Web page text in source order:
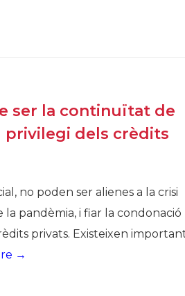
ser la continuïtat de
privilegi dels crèdits
no poden ser alienes a la crisi
pandèmia, i fiar la condonació
privats. Existeixen
→